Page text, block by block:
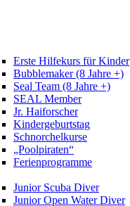
Erste Hilfekurs für Kinder
Bubblemaker (8 Jahre +)
Seal Team (8 Jahre +)
SEAL Member
Jr. Haiforscher
Kindergeburtstag
Schnorchelkurse
„Poolpiraten“
Ferienprogramme
Junior Scuba Diver
Junior Open Water Diver